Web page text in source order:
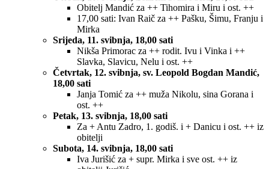
Obitelj Mandić za ++ Tihomira i Miru i ost. ++
17,00 sati: Ivan Raič za ++ Pašku, Šimu, Franju i
Mirka
Srijeda, 11. svibnja, 18,00 sati
Nikša Primorac za ++ rodit. Ivu i Vinka i ++
Slavka, Slavicu, Nelu i ost. ++
Četvrtak, 12. svibnja, sv. Leopold Bogdan Mandić,
18,00 sati
Janja Tomić za ++ muža Nikolu, sina Gorana i
ost. ++
Petak, 13. svibnja, 18,00 sati
Za + Antu Zadro, 1. godiš. i + Danicu i ost. ++ iz
obitelji
Subota, 14. svibnja, 18,00 sati
Iva Jurišić za + supr. Mirka i sve ost. ++ iz